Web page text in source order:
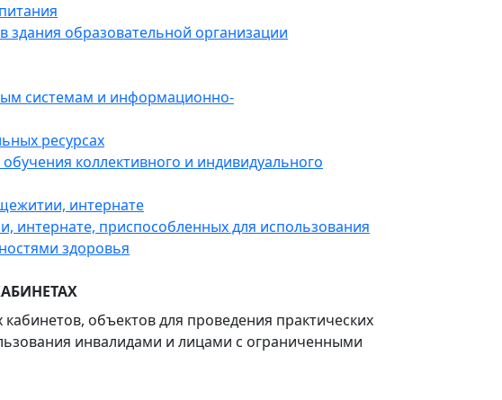
здания образовательной организации
системам и информационно-
ресурсах
коллективного и индивидуального
интернате
приспособленных для использования
здоровья
объектов для проведения практических
инвалидами и лицами с ограниченными